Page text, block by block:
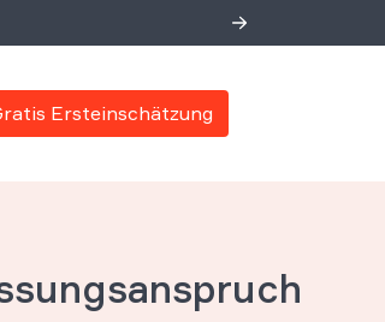
Ersteinschätzung